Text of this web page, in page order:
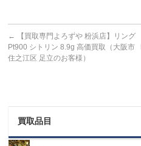
←
【買取専門よろずや 粉浜店】リング
Pt900 シトリン 8.9g 高価買取（大阪市
住之江区 足立のお客様）
買取品目